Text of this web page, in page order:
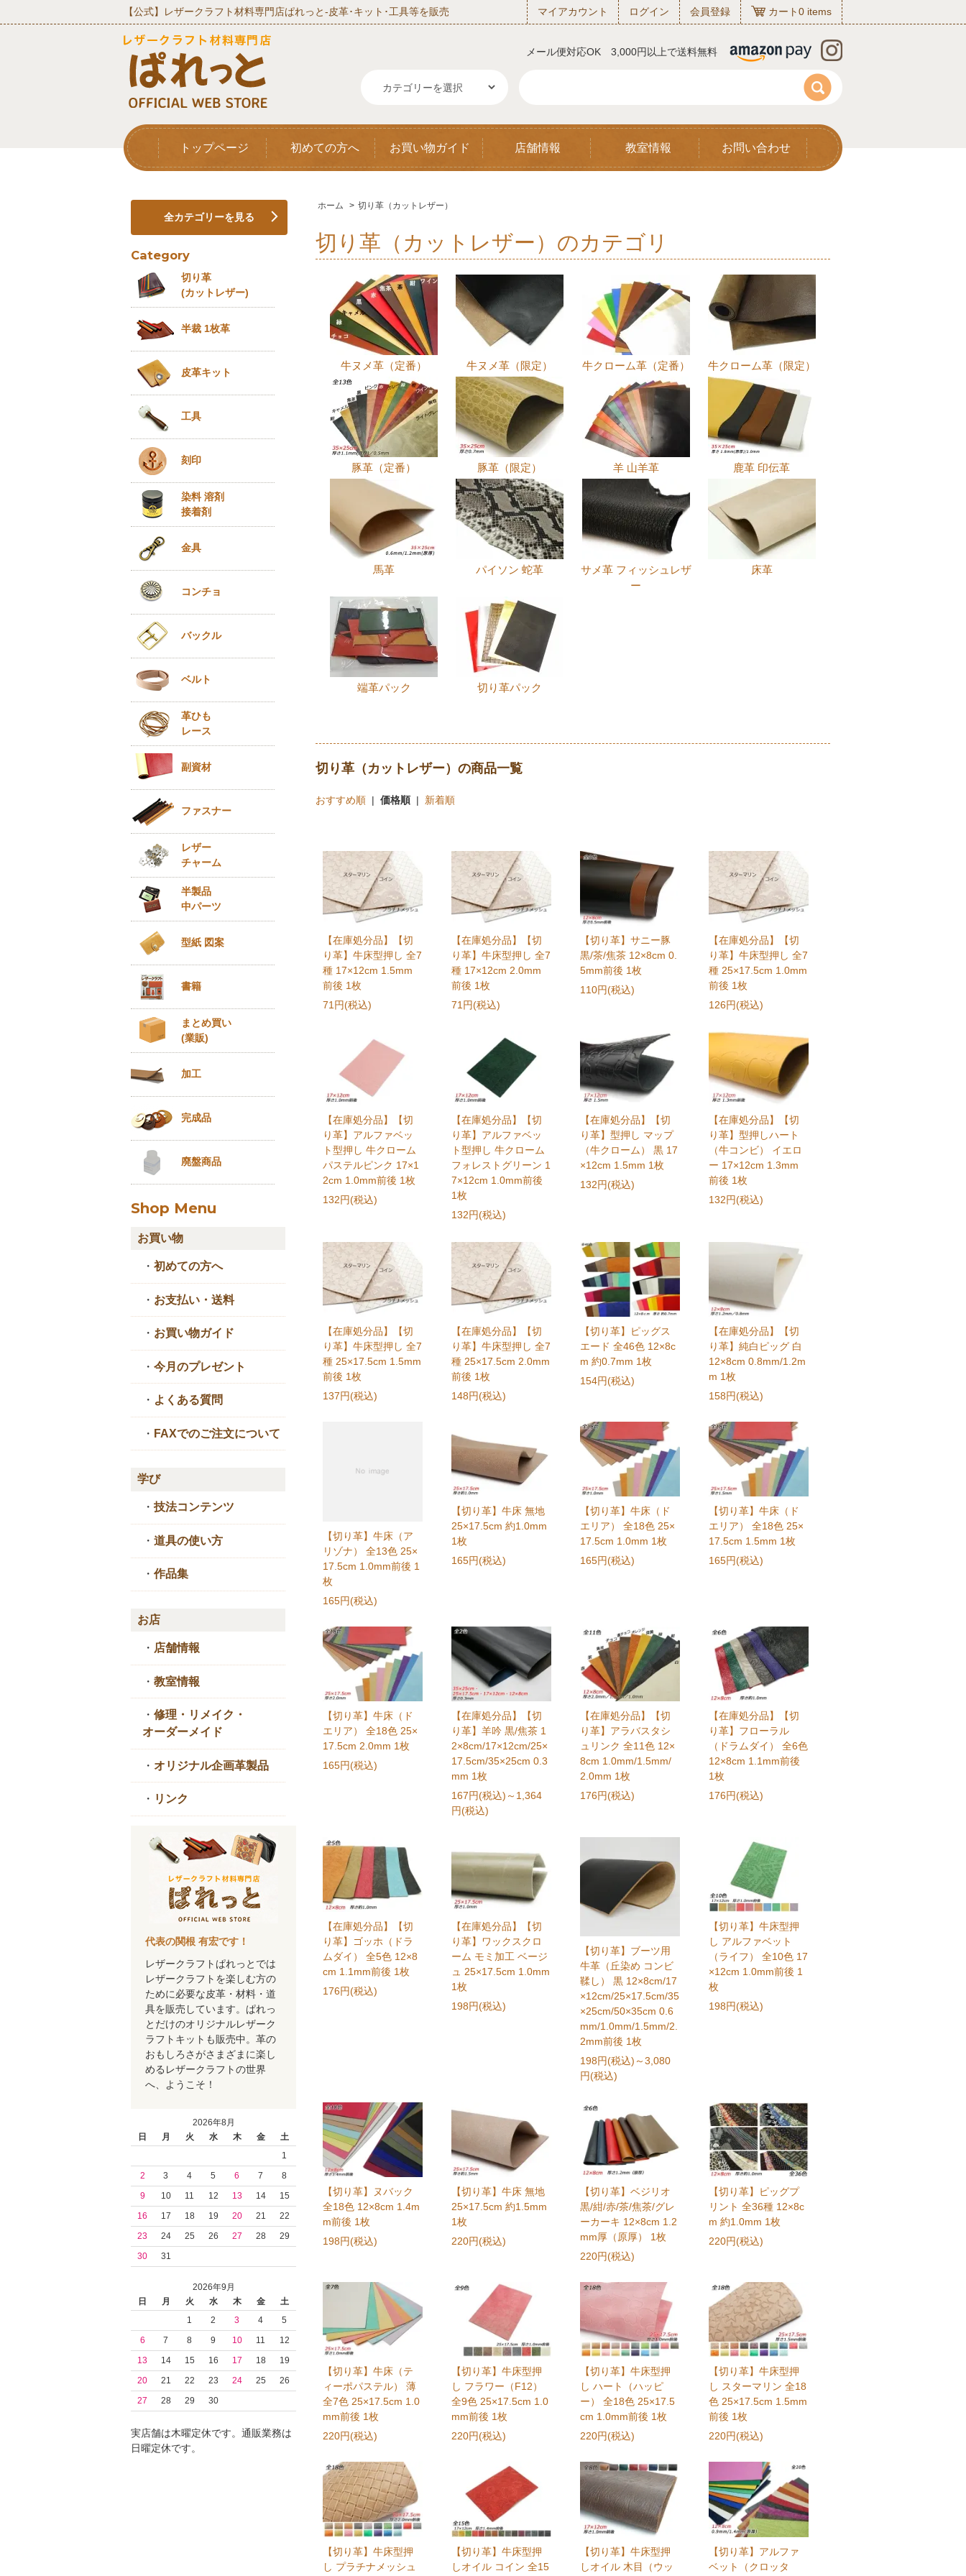
【公式】レザークラフト材料専門店ぱれっと‐皮革･キット･工具等を販売 マイアカウント ログイン 会員登録 カート0 items
メール便対応OK 3,000円以上で送料無料
トップページ 初めての方へ お買い物ガイド 店舗情報 教室情報 お問い合わせ
ホーム > 切り革（カットレザー）
切り革（カットレザー）のカテゴリ
牛ヌメ革（定番） 牛ヌメ革（限定） 牛クローム革（定番） 牛クローム革（限定）
豚革（定番） 豚革（限定） 羊 山羊革 鹿革 印伝革
馬革 パイソン 蛇革
サメ革 フィッシュレザ
ー
床革
端革パック 切り革パック
切り革（カットレザー）の商品一覧
おすすめ順 |価格順 | 新着順
【在庫処分品】【切
り革】牛床型押し 全7
種 17×12cm 1.5mm
前後 1枚
71円(税込)
【在庫処分品】【切
り革】牛床型押し 全7
種 17×12cm 2.0mm
前後 1枚
71円(税込)
【切り革】サニー豚
黒/茶/焦茶 12×8cm 0.
5mm前後 1枚
110円(税込)
【在庫処分品】【切
り革】牛床型押し 全7
種 25×17.5cm 1.0mm
前後 1枚
126円(税込)
【在庫処分品】【切
り革】アルファベッ
ト型押し 牛クローム
パステルピンク 17×1
2cm 1.0mm前後 1枚
132円(税込)
【在庫処分品】【切
り革】アルファベッ
ト型押し 牛クローム
フォレストグリーン 1
7×12cm 1.0mm前後
1枚
132円(税込)
【在庫処分品】【切
り革】型押し マップ
（牛クローム） 黒 17
×12cm 1.5mm 1枚
132円(税込)
【在庫処分品】【切
り革】型押しハート
（牛コンビ） イエロ
ー 17×12cm 1.3mm
前後 1枚
132円(税込)
【在庫処分品】【切
り革】牛床型押し 全7
種 25×17.5cm 1.5mm
前後 1枚
137円(税込)
【在庫処分品】【切
り革】牛床型押し 全7
種 25×17.5cm 2.0mm
前後 1枚
148円(税込)
【切り革】ピッグス
エード 全46色 12×8c
m 約0.7mm 1枚
154円(税込)
【在庫処分品】【切
り革】純白ピッグ 白
12×8cm 0.8mm/1.2m
m 1枚
158円(税込)
【切り革】牛床（ア
リゾナ） 全13色 25×
17.5cm 1.0mm前後 1
枚
165円(税込)
【切り革】牛床 無地
25×17.5cm 約1.0mm
1枚
165円(税込)
【切り革】牛床（ド
エリア） 全18色 25×
17.5cm 1.0mm 1枚
165円(税込)
【切り革】牛床（ド
エリア） 全18色 25×
17.5cm 1.5mm 1枚
165円(税込)
【切り革】牛床（ド
エリア） 全18色 25×
17.5cm 2.0mm 1枚
165円(税込)
【在庫処分品】【切
り革】羊吟 黒/焦茶 1
2×8cm/17×12cm/25×
17.5cm/35×25cm 0.3
mm 1枚
167円(税込) ～1,364
円(税込)
【在庫処分品】【切
り革】アラバスタシ
ュリンク 全11色 12×
8cm 1.0mm/1.5mm/
2.0mm 1枚
176円(税込)
【在庫処分品】【切
り革】フローラル
（ドラムダイ） 全6色
12×8cm 1.1mm前後
1枚
176円(税込)
【在庫処分品】【切
り革】ゴッホ（ドラ
ムダイ） 全5色 12×8
cm 1.1mm前後 1枚
176円(税込)
【在庫処分品】【切
り革】ワックスクロ
ーム モミ加工 ベージ
ュ 25×17.5cm 1.0mm
1枚
198円(税込)
【切り革】ブーツ用
牛革（丘染め コンビ
鞣し） 黒 12×8cm/17
×12cm/25×17.5cm/35
×25cm/50×35cm 0.6
mm/1.0mm/1.5mm/2.
2mm前後 1枚
198円(税込) ～3,080
円(税込)
【切り革】牛床型押
し アルファベット
（ライフ） 全10色 17
×12cm 1.0mm前後 1
枚
198円(税込)
【切り革】ヌバック
全18色 12×8cm 1.4m
m前後 1枚
198円(税込)
【切り革】牛床 無地
25×17.5cm 約1.5mm
1枚
220円(税込)
【切り革】ベジリオ
黒/紺/赤/茶/焦茶/グレ
ーカーキ 12×8cm 1.2
mm厚（原厚） 1枚
220円(税込)
【切り革】ピッグプ
リント 全36種 12×8c
m 約1.0mm 1枚
220円(税込)
【切り革】牛床（テ
ィーポパステル） 薄
全7色 25×17.5cm 1.0
mm前後 1枚
220円(税込)
【切り革】牛床型押
し フラワー（F12）
全9色 25×17.5cm 1.0
mm前後 1枚
220円(税込)
【切り革】牛床型押
し ハート（ハッピ
ー） 全18色 25×17.5
cm 1.0mm前後 1枚
220円(税込)
【切り革】牛床型押
し スターマリン 全18
色 25×17.5cm 1.5mm
前後 1枚
220円(税込)
【切り革】牛床型押
し プラチナメッシュ
【切り革】牛床型押
しオイル コイン 全15
【切り革】牛床型押
しオイル 木目（ウッ
【切り革】アルファ
ベット（クロッタ
全カテゴリーを見る
Category
切り革
(カットレザー)
半裁 1枚革
皮革キット
工具
刻印
染料 溶剤
接着剤
金具
コンチョ
バックル
ベルト
革ひも
レース
副資材
ファスナー
レザー
チャーム
半製品
中パーツ
型紙 図案
書籍
まとめ買い
(業販)
加工
完成品
廃盤商品
Shop Menu
お買い物
・ 初めての方へ
・ お支払い・送料
・ お買い物ガイド
・ 今月のプレゼント
・ よくある質問
・ FAXでのご注文について
学び
・ 技法コンテンツ
・ 道具の使い方
・ 作品集
お店
・ 店舗情報
・ 教室情報
・ 修理・リメイク・
オーダーメイド
・ オリジナル企画革製品
・ リンク
代表の関根 有宏です！
レザークラフトぱれっとでは
レザークラフトを楽しむ方の
ために必要な皮革・材料・道
具を販売しています。ぱれっ
とだけのオリジナルレザーク
ラフトキットも販売中。革の
おもしろさがさまざまに楽し
めるレザークラフトの世界
へ、ようこそ！
2026年8月
日
月 火 水 木 金
土
1
2
3 4 5 6 7
8
9
10 11 12 13 14
15
16
17 18 19 20 21
22
23
24 25 26 27 28
29
30
31
2026年9月
日
月 火 水 木 金
土
1
2 3 4
5
6
7 8 9 10 11
12
13
14 15 16 17 18
19
20
21 22 23 24 25
26
27
28 29 30
実店舗は木曜定休です。通販業務は
日曜定休です。